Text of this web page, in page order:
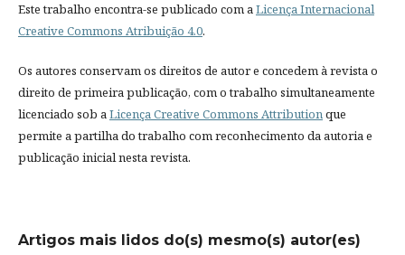
Este trabalho encontra-se publicado com aLicença Internacional
Creative Commons Atribuição 4.0.
Os autores conservam os direitos de autor e concedem à revista o
direito de primeira publicação, com o trabalho simultaneamente
licenciado sob aLicença Creative Commons Attributionque
permite a partilha do trabalho com reconhecimento da autoria e
publicação inicial nesta revista.
Artigos mais lidos do(s) mesmo(s) autor(es)